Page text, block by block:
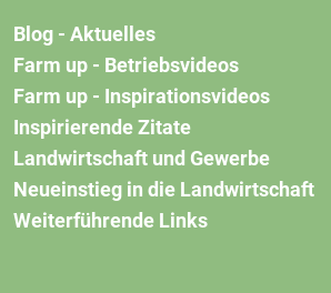
Blog - Aktuelles
Farm up - Betriebsvideos
Farm up - Inspirationsvideos
Inspirierende Zitate
Landwirtschaft und Gewerbe
Neueinstieg in die Landwirtschaft
Weiterführende Links